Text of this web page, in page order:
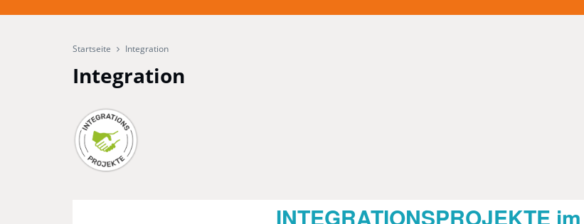
Startseite Integration
Integration
INTEGRATIONSPROJEKTE